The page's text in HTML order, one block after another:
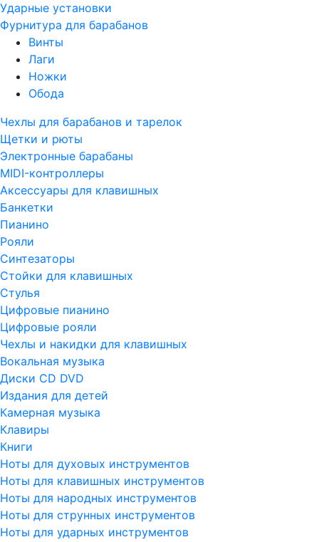
Ударные установки
Фурнитура для барабанов
Винты
Лаги
Ножки
Обода
Чехлы для барабанов и тарелок
Щетки и рюты
Электронные барабаны
MIDI-контроллеры
Аксессуары для клавишных
Банкетки
Пианино
Рояли
Синтезаторы
Стойки для клавишных
Стулья
Цифровые пианино
Цифровые рояли
Чехлы и накидки для клавишных
Вокальная музыка
Диски CD DVD
Издания для детей
Камерная музыка
Клавиры
Книги
Ноты для духовых инструментов
Ноты для клавишных инструментов
Ноты для народных инструментов
Ноты для струнных инструментов
Ноты для ударных инструментов